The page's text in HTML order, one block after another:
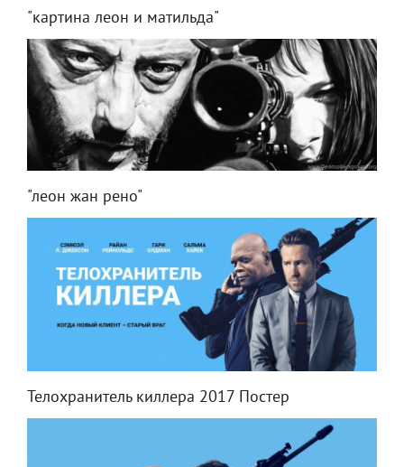
"картина леон и матильда"
"леон жан рено"
Телохранитель киллера 2017 Постер